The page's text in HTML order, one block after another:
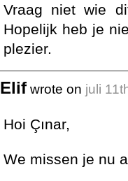
Vraag niet wie
Hopelijk heb je
plezier.
Elif wrote on juli
Hoi Çınar,
We missen je nu